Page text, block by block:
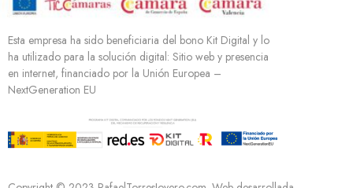
Esta empresa ha sido beneficiaria del bono Kit Digital y lo
ha utilizado para la solución digital: Sitio web y presencia
en internet, financiado por la Unión Europea –
NextGeneration EU